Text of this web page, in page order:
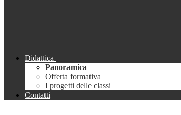
Didattica
Panoramica
Offerta formativa
I progetti delle classi
Contatti